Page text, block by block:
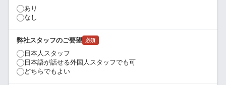
あり
なし
弊社スタッフのご要望 必須
日本人スタッフ
日本語が話せる外国人スタッフでも可
どちらでもよい